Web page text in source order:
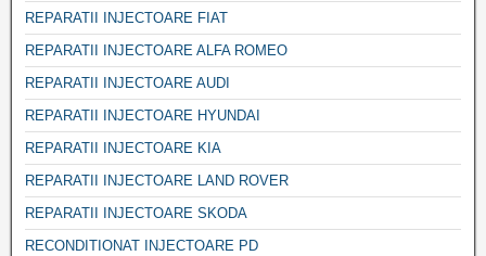
REPARATII INJECTOARE FIAT
REPARATII INJECTOARE ALFA ROMEO
REPARATII INJECTOARE AUDI
REPARATII INJECTOARE HYUNDAI
REPARATII INJECTOARE KIA
REPARATII INJECTOARE LAND ROVER
REPARATII INJECTOARE SKODA
RECONDITIONAT INJECTOARE PD